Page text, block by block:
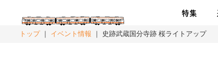
特集
トップ イベント情報 史跡武蔵国分寺跡 桜ライトアップ